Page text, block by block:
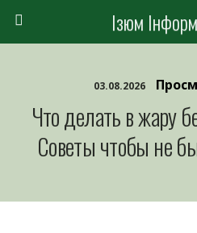
Ізюм
03.08.2026
Что делать в жару
Советы чтобы не